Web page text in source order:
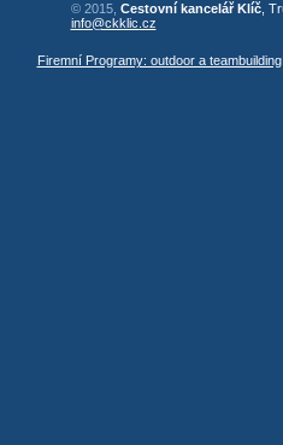
© 2015, Cestovní kancelář Klíč,
info@ckklic.cz
Firemní Programy: outdoor a teambuilding